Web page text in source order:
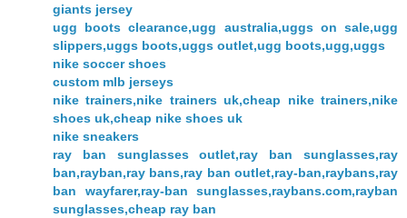
giants jersey
ugg boots clearance,ugg australia,uggs on sale,ugg
slippers,uggs boots,uggs outlet,ugg boots,ugg,uggs
nike soccer shoes
custom mlb jerseys
nike trainers,nike trainers uk,cheap nike trainers,nike
shoes uk,cheap nike shoes uk
nike sneakers
ray ban sunglasses outlet,ray ban sunglasses,ray
ban,rayban,ray bans,ray ban outlet,ray-ban,raybans,ray
ban wayfarer,ray-ban sunglasses,raybans.com,rayban
sunglasses,cheap ray ban